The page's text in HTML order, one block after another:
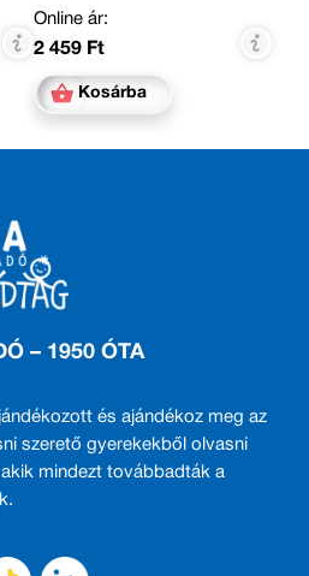
Online ár:
2 459 Ft
Kosárba
– 1950 ÓTA
és ajándékoz meg az
szerető gyerekekből olvasni
mindezt továbbadták a